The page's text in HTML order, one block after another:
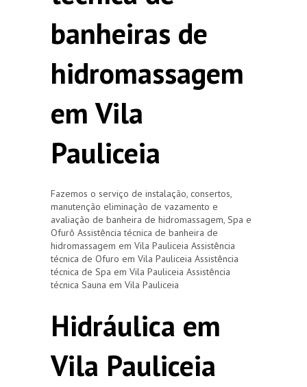
banheiras de
hidromassagem
em Vila
Pauliceia
Fazemos o serviço de instalação, consertos,
manutenção eliminação de vazamento e
avaliação de banheira de hidromassagem, Spa e
Ofurô Assistência técnica de banheira de
hidromassagem em Vila Pauliceia Assistência
técnica de Ofuro em Vila Pauliceia Assistência
técnica de Spa em Vila Pauliceia Assistência
técnica Sauna em Vila Pauliceia
Hidráulica em
Vila Pauliceia